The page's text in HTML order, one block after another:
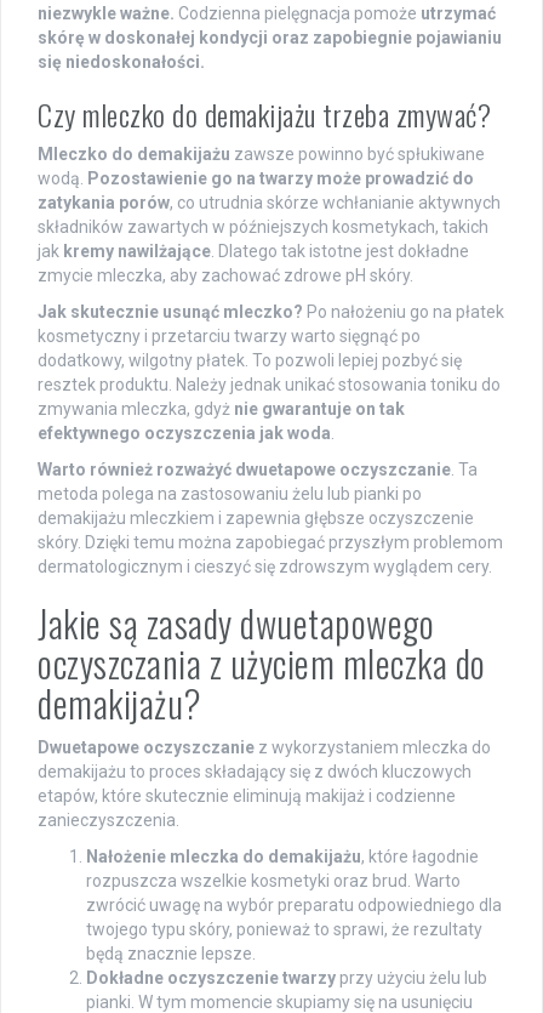
niezwykle ważne. Codzienna pielęgnacja pomoże utrzymać
skórę w doskonałej kondycji oraz zapobiegnie pojawianiu
się niedoskonałości.
Czy mleczko do demakijażu trzeba zmywać?
Mleczko do demakijażu zawsze powinno być spłukiwane
wodą. Pozostawienie go na twarzy może prowadzić do
zatykania porów, co utrudnia skórze wchłanianie aktywnych
składników zawartych w późniejszych kosmetykach, takich
jak kremy nawilżające . Dlatego tak istotne jest dokładne
zmycie mleczka, aby zachować zdrowe pH skóry.
Jak skutecznie usunąć mleczko? Po nałożeniu go na płatek
kosmetyczny i przetarciu twarzy warto sięgnąć po
dodatkowy, wilgotny płatek. To pozwoli lepiej pozbyć się
resztek produktu. Należy jednak unikać stosowania toniku do
zmywania mleczka, gdyż nie gwarantuje on tak
efektywnego oczyszczenia jak woda
Warto również rozważyć dwuetapowe oczyszczanie . Ta
metoda polega na zastosowaniu żelu lub pianki po
demakijażu mleczkiem i zapewnia głębsze oczyszczenie
skóry. Dzięki temu można zapobiegać przyszłym problemom
dermatologicznym i cieszyć się zdrowszym wyglądem cery.
Jakie są zasady dwuetapowego
oczyszczania z użyciem mleczka do
demakijażu?
Dwuetapowe oczyszczanie z wykorzystaniem mleczka do
demakijażu to proces składający się z dwóch kluczowych
etapów, które skutecznie eliminują makijaż i codzienne
zanieczyszczenia.
Nałożenie mleczka do demakijażu, które łagodnie
rozpuszcza wszelkie kosmetyki oraz brud. Warto
zwrócić uwagę na wybór preparatu odpowiedniego dla
twojego typu skóry, ponieważ to sprawi, że rezultaty
będą znacznie lepsze.
Dokładne oczyszczenie twarzy przy użyciu żelu lub
pianki. W tym momencie skupiamy się na usunięciu